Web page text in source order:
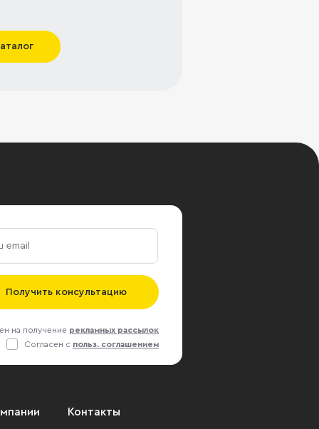
Получить консультацию
на получение рекламных рассылок
Согласен с польз. соглашением
Контакты